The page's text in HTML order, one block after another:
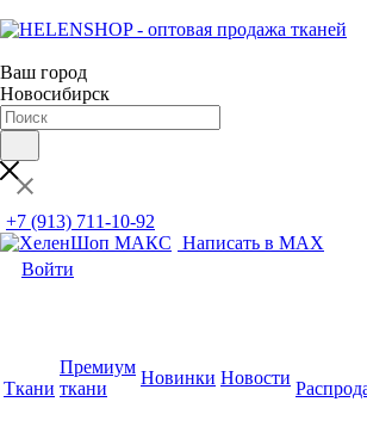
Ваш город
Новосибирск
+7 (913) 711-10-92
Написать в MAX
Войти
Ткани
Премиум
ткани
Новинки Новости